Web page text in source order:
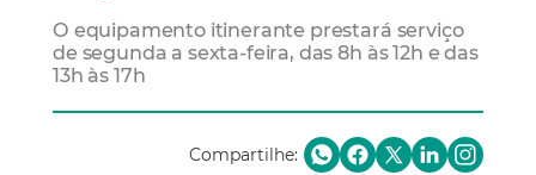
O equipamento itinerante prestará serviço
de segunda a sexta-feira, das 8h às 12h e das
13h às 17h
Compartilhe: